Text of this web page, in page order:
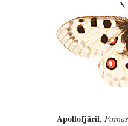
Apollofjäril,